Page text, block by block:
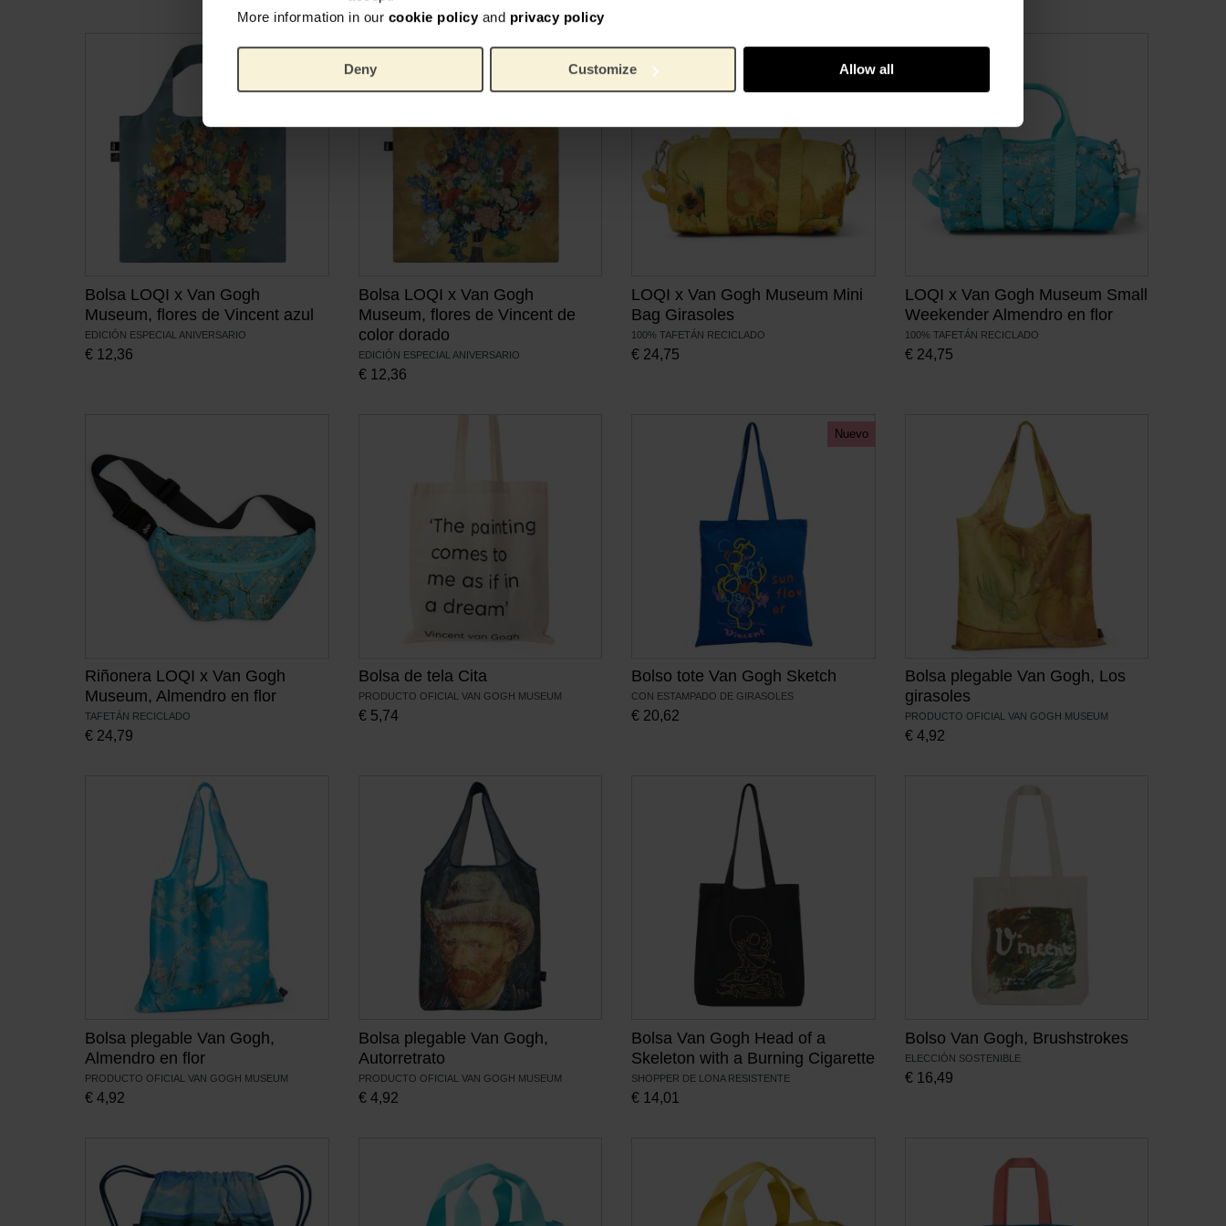
More information in our cookie policy and privacy policy
Deny Customize Allow all
Bolsa LOQI x Van Gogh
Museum, flores de Vincent azul
EDICIÓN ESPECIAL ANIVERSARIO
€ 12,36
Bolsa LOQI x Van Gogh
Museum, flores de Vincent de
color dorado
EDICIÓN ESPECIAL ANIVERSARIO
€ 12,36
LOQI x Van Gogh Museum Mini
Bag Girasoles
100% TAFETÁN RECICLADO
€ 24,75
LOQI x Van Gogh Museum Small
Weekender Almendro en flor
100% TAFETÁN RECICLADO
€ 24,75
Riñonera LOQI x Van Gogh
Museum, Almendro en flor
TAFETÁN RECICLADO
€ 24,79
Bolsa de tela Cita
PRODUCTO OFICIAL VAN GOGH MUSEUM
€ 5,74
Nuevo
Bolso tote Van Gogh Sketch
CON ESTAMPADO DE GIRASOLES
€ 20,62
Bolsa plegable Van Gogh, Los
girasoles
PRODUCTO OFICIAL VAN GOGH MUSEUM
€ 4,92
Bolsa plegable Van Gogh,
Almendro en flor
PRODUCTO OFICIAL VAN GOGH MUSEUM
€ 4,92
Bolsa plegable Van Gogh,
Autorretrato
PRODUCTO OFICIAL VAN GOGH MUSEUM
€ 4,92
Bolsa Van Gogh Head of a
Skeleton with a Burning Cigarette
SHOPPER DE LONA RESISTENTE
€ 14,01
Bolso Van Gogh, Brushstrokes
ELECCIÓN SOSTENIBLE
€ 16,49